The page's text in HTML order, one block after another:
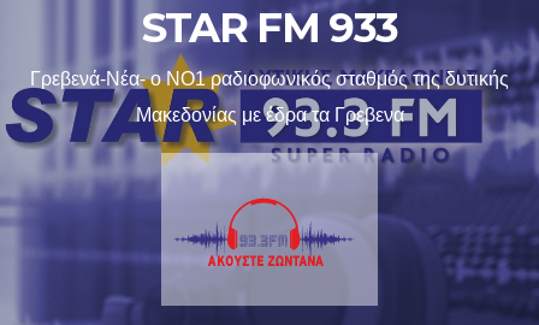
STAR FM 933
Γρεβενά-Νέα- ο ΝΟ1 ραδιοφωνικός σταθμός της δυτικής
Μακεδονίας με έδρα τα Γρεβενα